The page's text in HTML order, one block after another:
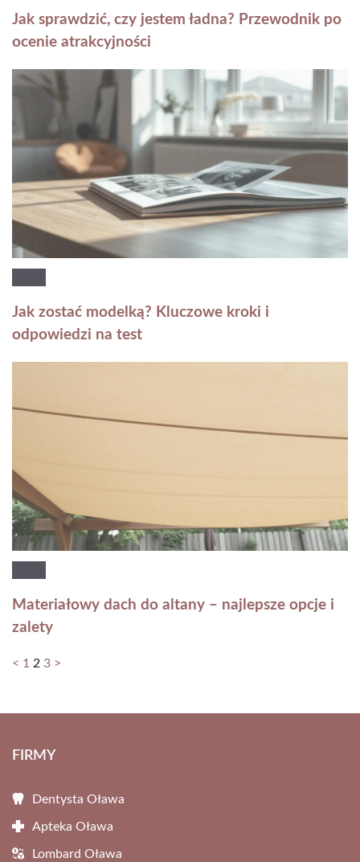
Jak sprawdzić, czy jestem ładna? Przewodnik po
ocenie atrakcyjności
Jak zostać modelką? Kluczowe kroki i
odpowiedzi na test
Materiałowy dach do altany – najlepsze opcje i
zalety
< 1 2 3 >
FIRMY
Dentysta Oława
Apteka Oława
Lombard Oława